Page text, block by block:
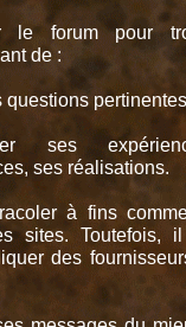
le forum pour
de :
questions
ses
ses réalisations.
à fins
sites. Toutefois,
des